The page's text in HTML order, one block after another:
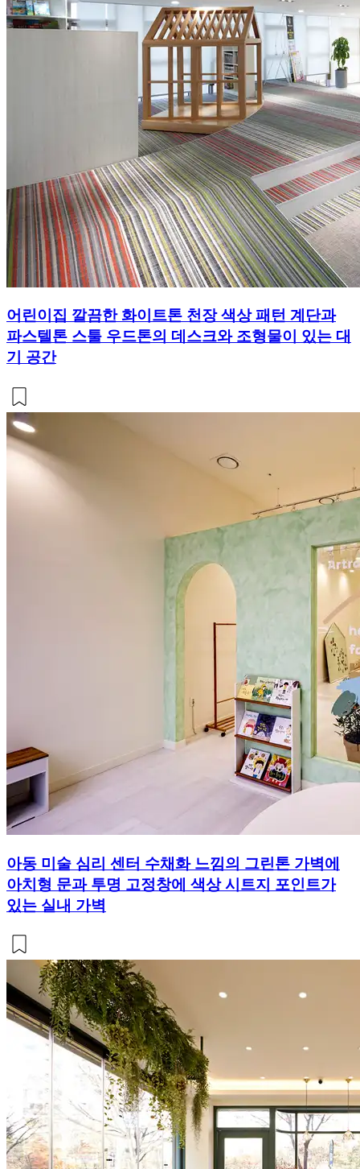
어린이집 깔끔한 화이트톤 천장 색상 패턴 계단과
파스텔톤 스툴 우드톤의 데스크와 조형물이 있는 대
기 공간
아동 미술 심리 센터 수채화 느낌의 그린톤 가벽에
아치형 문과 투명 고정창에 색상 시트지 포인트가
있는 실내 가벽